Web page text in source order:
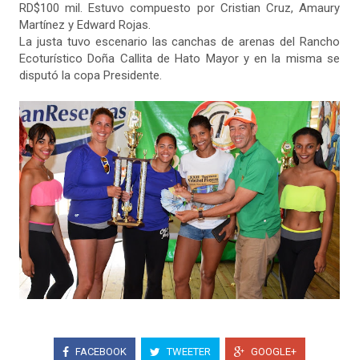
RD$100 mil. Estuvo compuesto por Cristian Cruz, Amaury
Martínez y Edward Rojas.
La justa tuvo escenario las canchas de arenas del Rancho
Ecoturístico Doña Callita de Hato Mayor y en la misma se
disputó la copa Presidente.
FACEBOOK TWEETER GOOGLE+